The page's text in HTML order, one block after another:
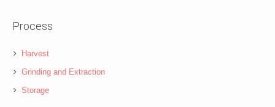
Process
Harvest
Grinding and Extraction
Storage